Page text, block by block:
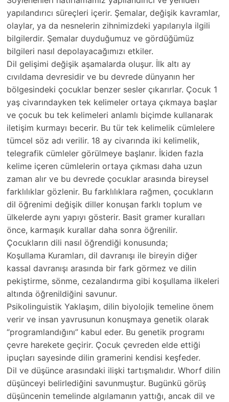
yapılandırıcı süreçleri içerir. Şemalar, değişik kavramlar,
olaylar, ya da nesnelerin zihnimizdeki yapılarıyla ilgili
bilgilerdir. Şemalar duyduğumuz ve gördüğümüz
bilgileri nasıl depolayacağımızı etkiler.
Dil gelişimi değişik aşamalarda oluşur. İlk altı ay
cıvıldama devresidir ve bu devrede dünyanın her
bölgesindeki çocuklar benzer sesler çıkarırlar. Çocuk 1
yaş civarındayken tek kelimeler ortaya çıkmaya başlar
ve çocuk bu tek kelimeleri anlamlı biçimde kullanarak
iletişim kurmayı becerir. Bu tür tek kelimelik cümlelere
tümcel söz adı verilir. 18 ay civarında iki kelimelik,
telegrafik cümleler görülmeye başlanır. İkiden fazla
kelime içeren cümlelerin ortaya çıkması daha uzun
zaman alır ve bu devrede çocuklar arasında bireysel
farklılıklar gözlenir. Bu farklılıklara rağmen, çocukların
dil öğrenimi değişik diller konuşan farklı toplum ve
ülkelerde aynı yapıyı gösterir. Basit gramer kuralları
önce, karmaşık kurallar daha sonra öğrenilir.
Çocukların dili nasıl öğrendiği konusunda;
Koşullama Kuramları, dil davranışı ile bireyin diğer
kassal davranışı arasında bir fark görmez ve dilin
pekiştirme, sönme, cezalandırma gibi koşullama ilkeleri
altında öğrenildiğini savunur.
Psikolinguistik Yaklaşım, dilin biyolojik temeline önem
verir ve insan yavrusunun konuşmaya genetik olarak
“programlandığını” kabul eder. Bu genetik programı
çevre harekete geçirir. Çocuk çevreden elde ettiği
ipuçları sayesinde dilin gramerini kendisi keşfeder.
Dil ve düşünce arasındaki ilişki tartışmalıdır. Whorf dilin
düşünceyi belirlediğini savunmuştur. Bugünkü görüş
düşüncenin temelinde algılamanın yattığı, ancak dil ve